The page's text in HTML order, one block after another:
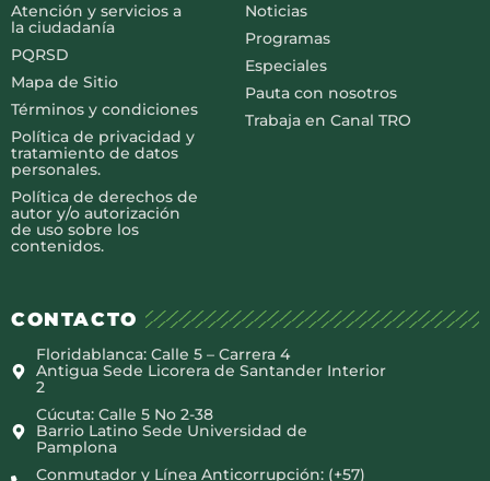
Atención y servicios a
la ciudadanía
PQRSD
Mapa de Sitio
Términos y condiciones
Política de privacidad y
tratamiento de datos
personales.
Política de derechos de
autor y/o autorización
de uso sobre los
contenidos.
Noticias
Programas
Especiales
Pauta con nosotros
Trabaja en Canal TRO
CONTACTO
Floridablanca: Calle 5 – Carrera 4
Antigua Sede Licorera de Santander Interior
2
Cúcuta: Calle 5 No 2-38
Barrio Latino Sede Universidad de
Pamplona
Conmutador y Línea Anticorrupción: (+57)